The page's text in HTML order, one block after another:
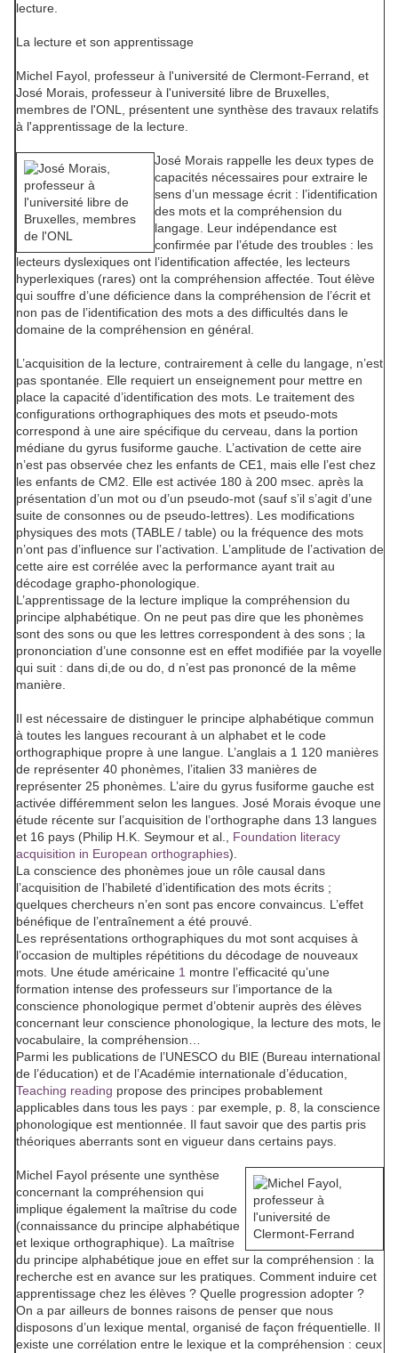
lecture.
La lecture et son apprentissage
Michel Fayol, professeur à l'université de Clermont-Ferrand, et
José Morais, professeur à l'université libre de Bruxelles,
membres de l'ONL, présentent une synthèse des travaux relatifs
à l'apprentissage de la lecture.
José Morais rappelle les deux types de
capacités nécessaires pour extraire le
sens d’un message écrit : l’identification
des mots et la compréhension du
langage. Leur indépendance est
confirmée par l’étude des troubles : les
lecteurs dyslexiques ont l’identification affectée, les lecteurs
hyperlexiques (rares) ont la compréhension affectée. Tout élève
qui souffre d’une déficience dans la compréhension de l’écrit et
non pas de l’identification des mots a des difficultés dans le
domaine de la compréhension en général.
L’acquisition de la lecture, contrairement à celle du langage, n’est
pas spontanée. Elle requiert un enseignement pour mettre en
place la capacité d’identification des mots. Le traitement des
configurations orthographiques des mots et pseudo-mots
correspond à une aire spécifique du cerveau, dans la portion
médiane du gyrus fusiforme gauche. L’activation de cette aire
n’est pas observée chez les enfants de CE1, mais elle l’est chez
les enfants de CM2. Elle est activée 180 à 200 msec. après la
présentation d’un mot ou d’un pseudo-mot (sauf s’il s’agit d’une
suite de consonnes ou de pseudo-lettres). Les modifications
physiques des mots (TABLE / table) ou la fréquence des mots
n’ont pas d’influence sur l’activation. L’amplitude de l’activation de
cette aire est corrélée avec la performance ayant trait au
décodage grapho-phonologique.
L’apprentissage de la lecture implique la compréhension du
principe alphabétique. On ne peut pas dire que les phonèmes
sont des sons ou que les lettres correspondent à des sons ; la
prononciation d’une consonne est en effet modifiée par la voyelle
qui suit : dans di de ou do d n’est pas prononcé de la même
manière.
Il est nécessaire de distinguer le principe alphabétique commun
à toutes les langues recourant à un alphabet et le code
orthographique propre à une langue. L’anglais a 1 120 manières
de représenter 40 phonèmes, l’italien 33 manières de
représenter 25 phonèmes. L’aire du gyrus fusiforme gauche est
activée différemment selon les langues. José Morais évoque une
étude récente sur l’acquisition de l’orthographe dans 13 langues
et 16 pays (Philip H.K. Seymour et al., Foundation literacy
acquisition in European orthographies).
La conscience des phonèmes joue un rôle causal dans
l’acquisition de l’habileté d’identification des mots écrits ;
quelques chercheurs n’en sont pas encore convaincus. L’effet
bénéfique de l’entraînement a été prouvé.
Les représentations orthographiques du mot sont acquises à
l’occasion de multiples répétitions du décodage de nouveaux
mots. Une étude américaine 1 montre l’efficacité qu’une
formation intense des professeurs sur l’importance de la
conscience phonologique permet d’obtenir auprès des élèves
concernant leur conscience phonologique, la lecture des mots, le
vocabulaire, la compréhension…
Parmi les publications de l’UNESCO du BIE (Bureau international
de l’éducation) et de l’Académie internationale d’éducation,
Teaching reading propose des principes probablement
applicables dans tous les pays : par exemple, p. 8, la conscience
phonologique est mentionnée. Il faut savoir que des partis pris
théoriques aberrants sont en vigueur dans certains pays.
Michel Fayol présente une synthèse
concernant la compréhension qui
implique également la maîtrise du code
(connaissance du principe alphabétique
et lexique orthographique). La maîtrise
du principe alphabétique joue en effet sur la compréhension : la
recherche est en avance sur les pratiques. Comment induire cet
apprentissage chez les élèves ? Quelle progression adopter ?
On a par ailleurs de bonnes raisons de penser que nous
disposons d’un lexique mental, organisé de façon fréquentielle. Il
existe une corrélation entre le lexique et la compréhension : ceux